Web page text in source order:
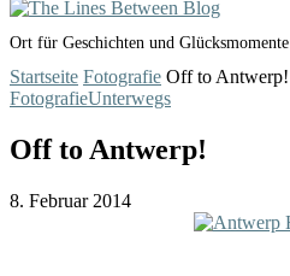
Ort für Geschichten und Glücksmomente
Startseite Fotografie Off to Antwerp!
FotografieUnterwegs
Off to Antwerp!
8. Februar 2014